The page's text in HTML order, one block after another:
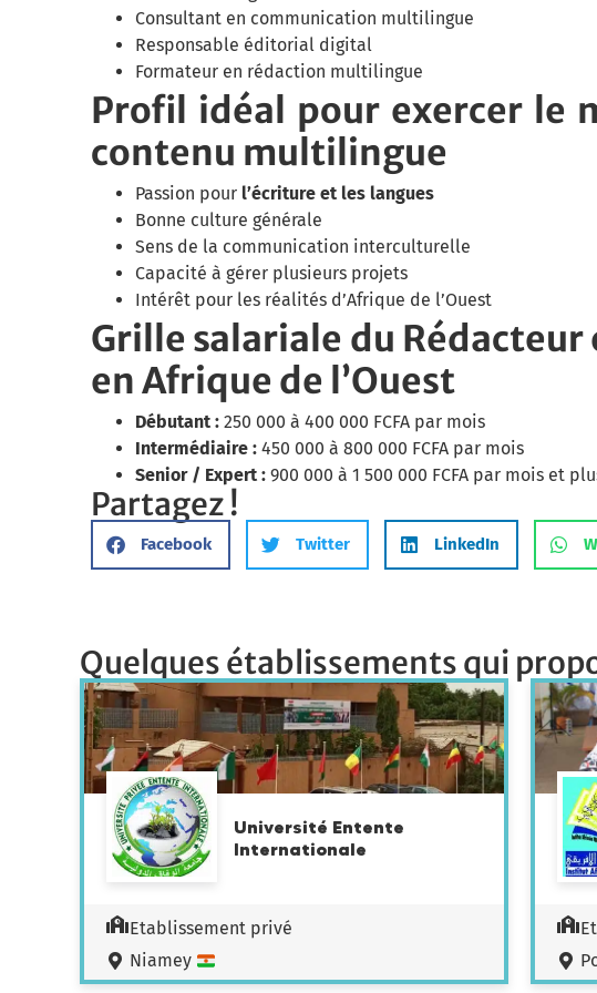
Consultant en communication multilingue
Responsable éditorial digital
Formateur en rédaction multilingue
Profil idéal pour exercer le
contenu multilingue
Passion pour l’écriture et les langues
Bonne culture générale
Sens de la communication interculturelle
Capacité à gérer plusieurs projets
Intérêt pour les réalités d’Afrique de l’Ouest
Grille salariale du
en Afrique de l’Ouest
Débutant : 250 000 à 400 000 FCFA par mois
Intermédiaire : 450 000 à 800 000 FCFA par mois
Senior / Expert : 900 000 à 1 500 000 FCFA par mois et
Partagez !
Facebook Twitter LinkedIn
Quelques établissements qui
Université Entente
Internationale
Etablissement privé
Niamey